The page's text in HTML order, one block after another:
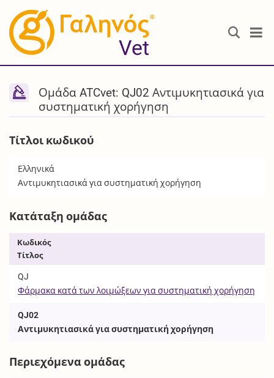
®
Vet
Ομάδα ATCvet: QJ02 Αντιμυκητιασικά για
συστηματική χορήγηση
Τίτλοι κωδικού
Ελληνικά
Αντιμυκητιασικά για συστηματική χορήγηση
Κατάταξη ομάδας
Κωδικός
Τίτλος
QJ
Φάρμακα κατά των λοιμώξεων για συστηματική χορήγηση
QJ02
Αντιμυκητιασικά για συστηματική χορήγηση
Περιεχόμενα ομάδας